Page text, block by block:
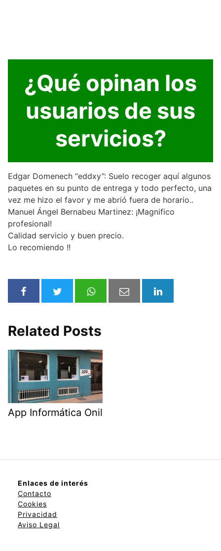
¿Qué opinan los
usuarios de sus
servicios?
Edgar Domenech “eddxy”: Suelo recoger aquí algunos
paquetes en su punto de entrega y todo perfecto, una
vez me hizo el favor y me abrió fuera de horario..
Manuel Ángel Bernabeu Martinez: ¡Magnifico
profesional!
Calidad servicio y buen precio.
Lo recomiendo !!
Related Posts
App Informática Onil
Enlaces de interés
Contacto
Cookies
Privacidad
Aviso Legal